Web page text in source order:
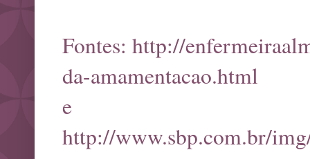
Fontes: http://
da-amamentacao.html
e
http://www.sbp.com.br/